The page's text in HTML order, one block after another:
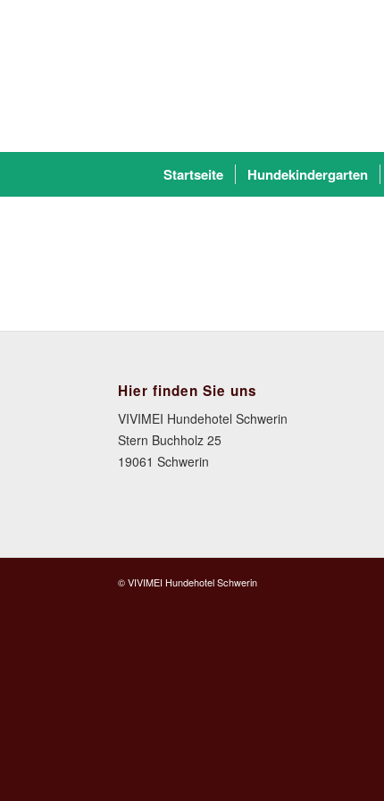
Startseite Hundekindergarten
Hier finden Sie uns
VIVIMEI Hundehotel Schwerin
Stern Buchholz 25
19061 Schwerin
© VIVIMEI Hundehotel Schwerin